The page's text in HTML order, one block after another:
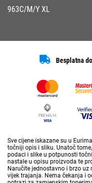
963C/M/Y XL
Besplatna
Sve cijene iskazane su u
točniji opis i sliku. Unatoč
podaci i slike u potpunosti
nastale u opisu proizvoda te
Naručite jednostavno i brzo
vijek trajanja. Nema čekanja i